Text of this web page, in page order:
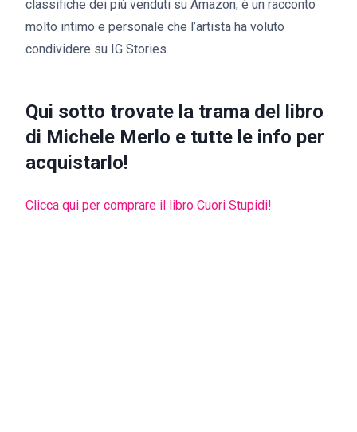
classifiche dei più venduti su Amazon, è un racconto
molto intimo e personale che l’artista ha voluto
condividere su IG Stories.
Qui sotto trovate la trama del libro
di Michele Merlo e tutte le info per
acquistarlo!
Clicca qui per comprare il libro Cuori Stupidi!